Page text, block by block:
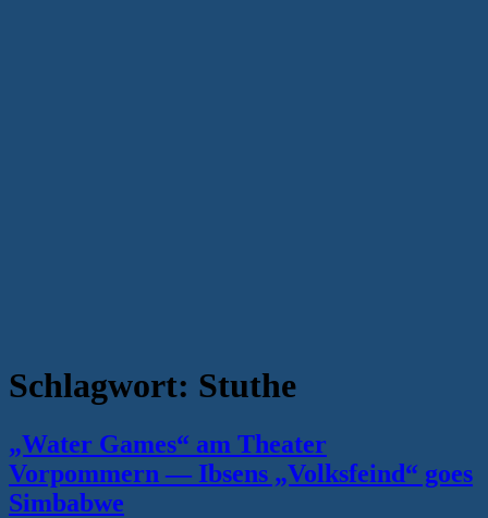
Schlagwort: Stuthe
„Water Games“ am Theater
Vorpommern — Ibsens „Volksfeind“ goes
Simbabwe